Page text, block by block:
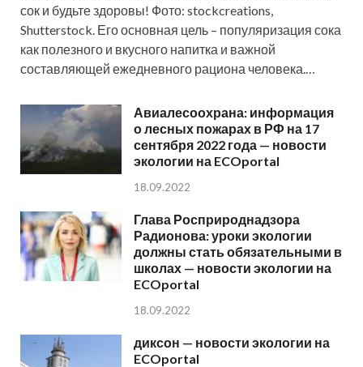
сок и будьте здоровы! Фото: stockcreations,
Shutterstock. Его основная цель – популяризация сока
как полезного и вкусного напитка и важной
составляющей ежедневного рациона человека.…
Авиалесоохрана: информация
о лесных пожарах в РФ на 17
сентября 2022 года — новости
экологии на ECOportal
18.09.2022
Глава Росприроднадзора
Радионова: уроки экологии
должны стать обязательными в
школах — новости экологии на
ECOportal
18.09.2022
диксон — новости экологии на
ECOportal